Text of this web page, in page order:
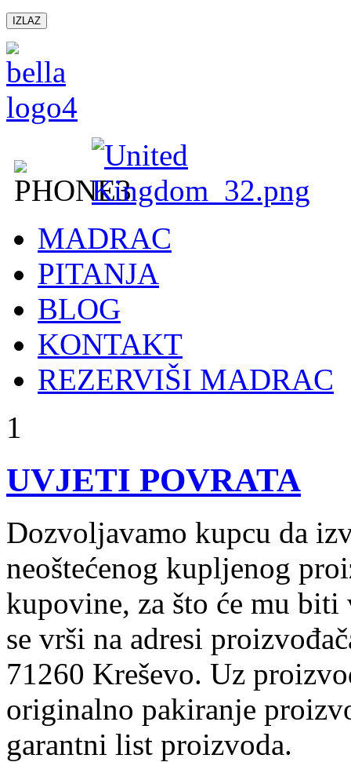
IZLAZ
MADRAC
PITANJA
BLOG
KONTAKT
REZERVIŠI MADRAC
1
UVJETI POVRATA
Dozvoljavamo kupcu da
neoštećenog kupljenog
kupovine, za što će mu
se vrši na adresi
71260 Kreševo. Uz
originalno pakiranje
garantni list proizvoda.